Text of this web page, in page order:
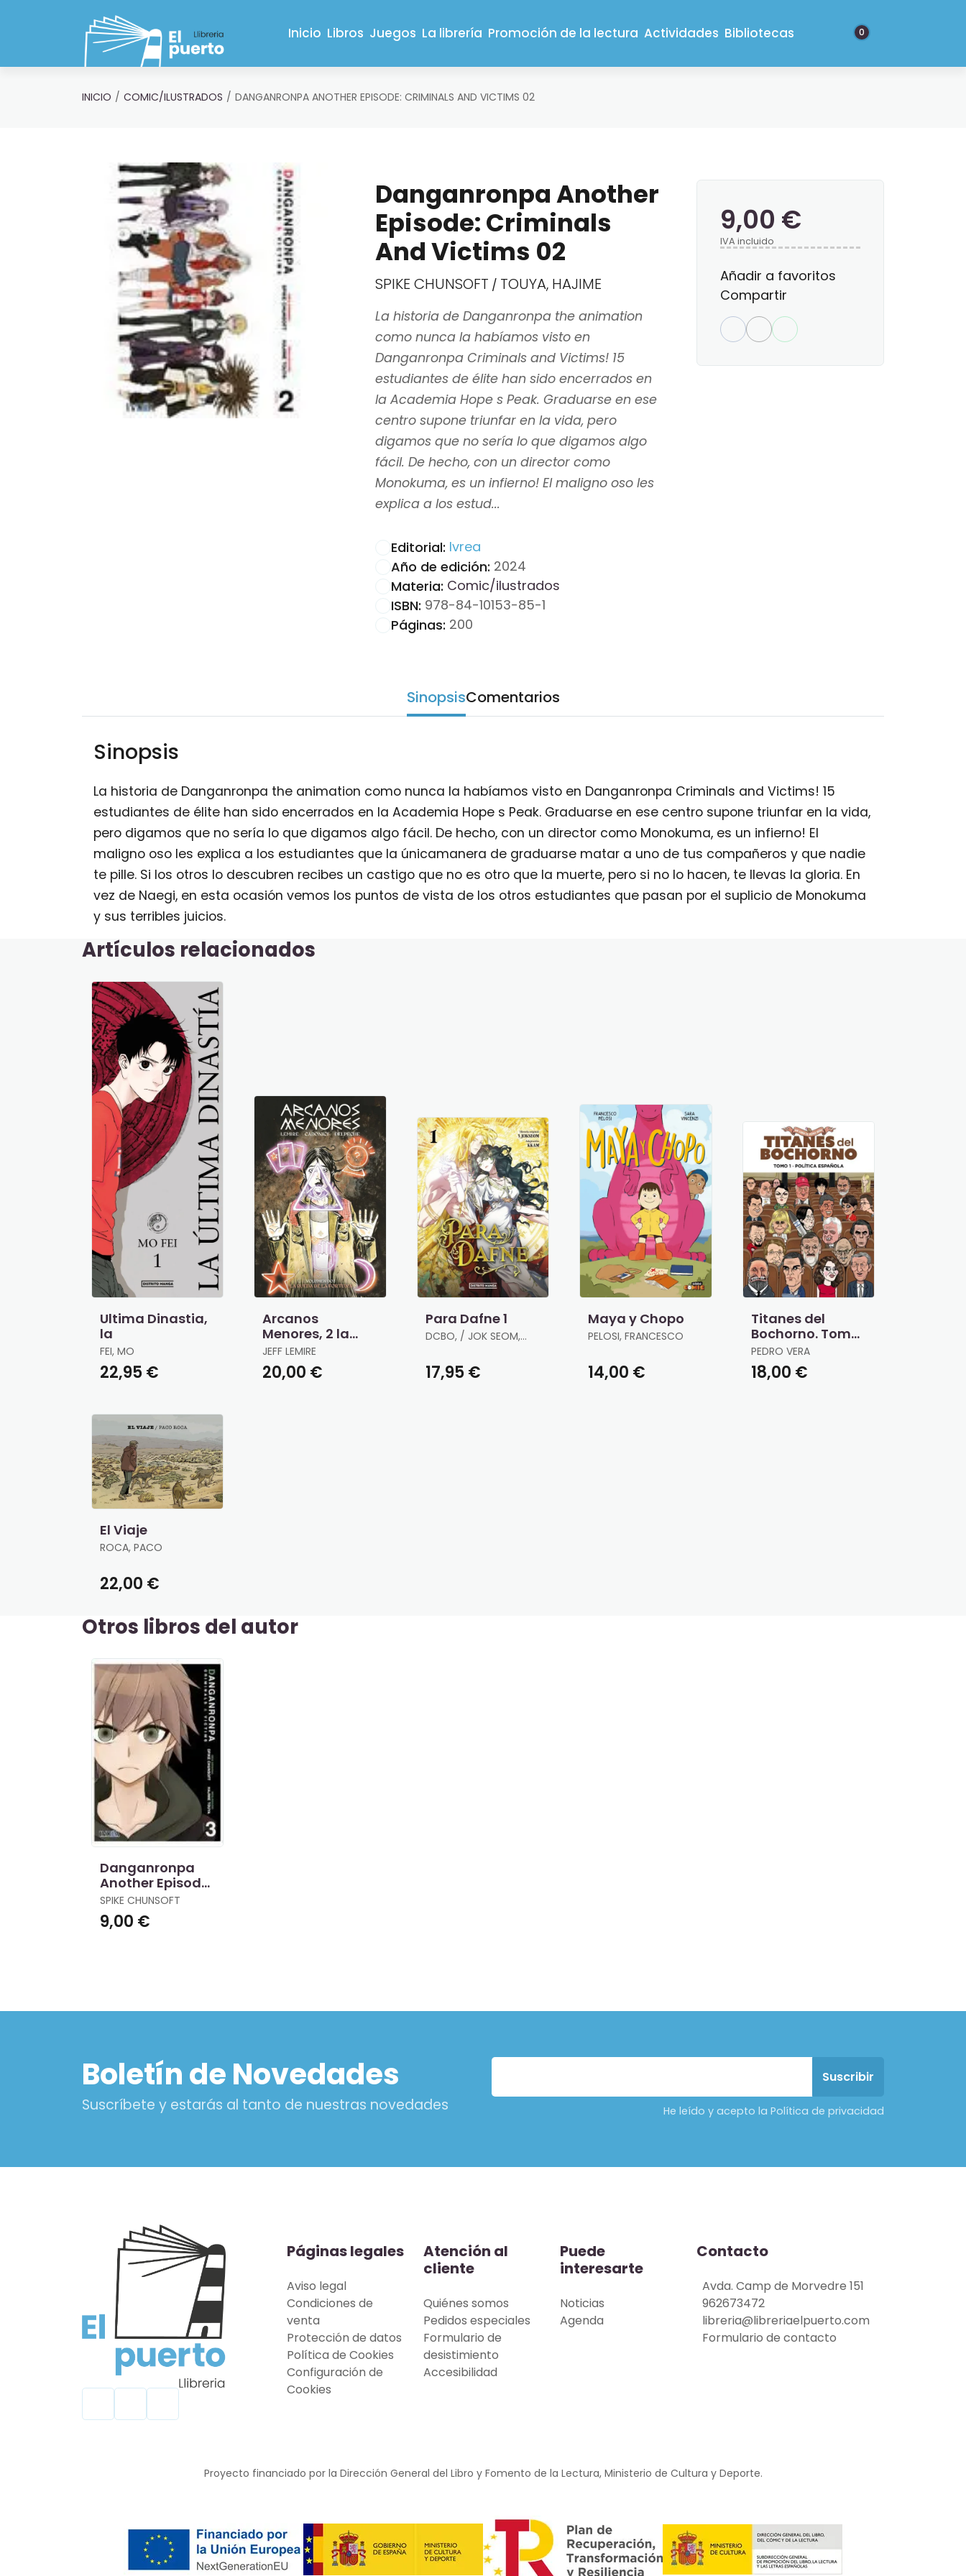
Inicio Libros Juegos La librería Promoción de la lectura Actividades Bibliotecas 0
INICIO COMIC/ILUSTRADOS DANGANRONPA ANOTHER EPISODE: CRIMINALS AND VICTIMS 02
Danganronpa Another
Episode: Criminals
And Victims 02
SPIKE CHUNSOFT / TOUYA, HAJIME
La historia de Danganronpa the animation
como nunca la habíamos visto en
Danganronpa Criminals and Victims! 15
estudiantes de élite han sido encerrados en
la Academia Hope s Peak. Graduarse en ese
centro supone triunfar en la vida, pero
digamos que no sería lo que digamos algo
fácil. De hecho, con un director como
Monokuma, es un infierno! El maligno oso les
explica a los estud...
Editorial: Ivrea
Año de edición: 2024
Materia: Comic/ilustrados
ISBN: 978-84-10153-85-1
Páginas: 200
9,00 €
IVA incluido
Añadir a favoritos
Compartir
SinopsisComentarios
Sinopsis
La historia de Danganronpa the animation como nunca la habíamos visto en Danganronpa Criminals and Victims! 15
estudiantes de élite han sido encerrados en la Academia Hope s Peak. Graduarse en ese centro supone triunfar en la vida,
pero digamos que no sería lo que digamos algo fácil. De hecho, con un director como Monokuma, es un infierno! El
maligno oso les explica a los estudiantes que la únicamanera de graduarse matar a uno de tus compañeros y que nadie
te pille. Si los otros lo descubren recibes un castigo que no es otro que la muerte, pero si no lo hacen, te llevas la gloria. En
vez de Naegi, en esta ocasión vemos los puntos de vista de los otros estudiantes que pasan por el suplicio de Monokuma
y sus terribles juicios.
Artículos relacionados
Ultima Dinastia,
la
FEI, MO
22,95 €
Arcanos
Menores, 2 la
Rueda de la
Fortuna
JEFF LEMIRE
20,00 €
Para Dafne 1
DCBO, / JOK SEOM,
17,95 €
Maya y Chopo
PELOSI, FRANCESCO
14,00 €
Titanes del
Bochorno. Tomo
1. Política
Nacional
PEDRO VERA
18,00 €
El Viaje
ROCA, PACO
22,00 €
Otros libros del autor
Danganronpa
Another Episode:
Criminals And
Victims, 3
SPIKE CHUNSOFT
9,00 €
Boletín de Novedades
Suscríbete y estarás al tanto de nuestras novedades He leído y acepto la Política de privacidad
Páginas legales
Aviso legal
Condiciones de
venta
Protección de datos
Política de Cookies
Configuración de
Cookies
Atención al
cliente
Quiénes somos
Pedidos especiales
Formulario de
desistimiento
Accesibilidad
Puede
interesarte
Noticias
Agenda
Contacto
Avda. Camp de Morvedre 151
962673472
libreria@libreriaelpuerto.com
Formulario de contacto
Proyecto financiado por la Dirección General del Libro y Fomento de la Lectura, Ministerio de Cultura y Deporte.